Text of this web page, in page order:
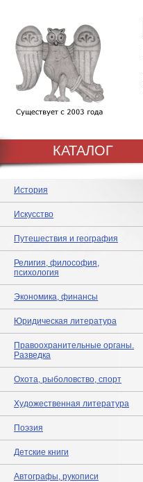
КАТАЛОГ
История
Искусство
Путешествия и география
Религия, философия,
психология
Экономика, финансы
Юридическая литература
Правоохранительные органы.
Разведка
Охота, рыболовство, спорт
Художественная литература
Поэзия
Детские книги
Автографы, рукописи